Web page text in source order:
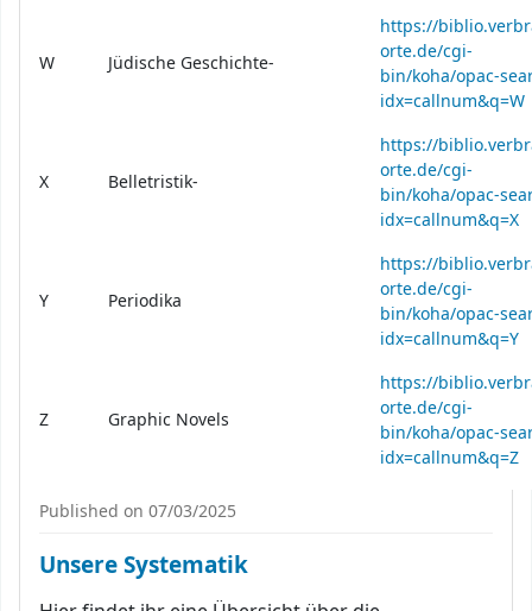
W Jüdische Geschichte-
https://
orte.de/cgi-
bin/koha/opac-
idx=callnum&q=W
X Belletristik-
https://
orte.de/cgi-
bin/koha/opac-
idx=callnum&q=X
Y Periodika
https://
orte.de/cgi-
bin/koha/opac-
idx=callnum&q=Y
Z Graphic Novels
https://
orte.de/cgi-
bin/koha/opac-
idx=callnum&q=Z
Published on 07/03/2025
Unsere Systematik